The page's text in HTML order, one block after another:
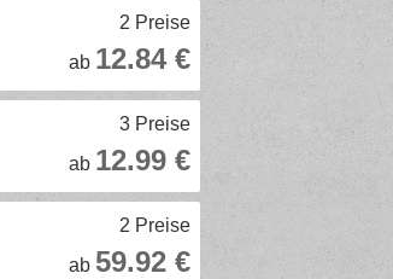
2 Preise
ab 12.84 €
3 Preise
ab 12.99 €
2 Preise
ab 59.92 €